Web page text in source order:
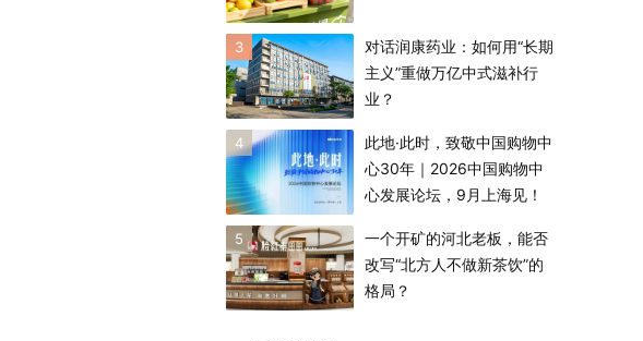
3
对话润康药业：如何用“长期
主义”重做万亿中式滋补行
业？
4
此地·此时，致敬中国购物中
心30年｜2026中国购物中
心发展论坛，9月上海见！
5
一个开矿的河北老板，能否
改写“北方人不做新茶饮”的
格局？